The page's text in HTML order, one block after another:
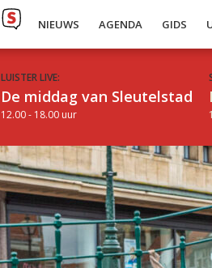
NIEUWS AGENDA GIDS
LUISTER LIVE:
De middag van Sleutelstad
12.00 - 18.00 uur